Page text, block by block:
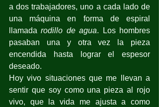
a dos trabajadores, uno a cada lado de
una máquina en forma de espiral
llamada rodillo de agua. Los hombres
pasaban una y otra vez la pieza
encendida hasta lograr el espesor
deseado.
Hoy vivo situaciones que me llevan a
sentir que soy como una pieza al rojo
vivo, que la vida me ajusta a como